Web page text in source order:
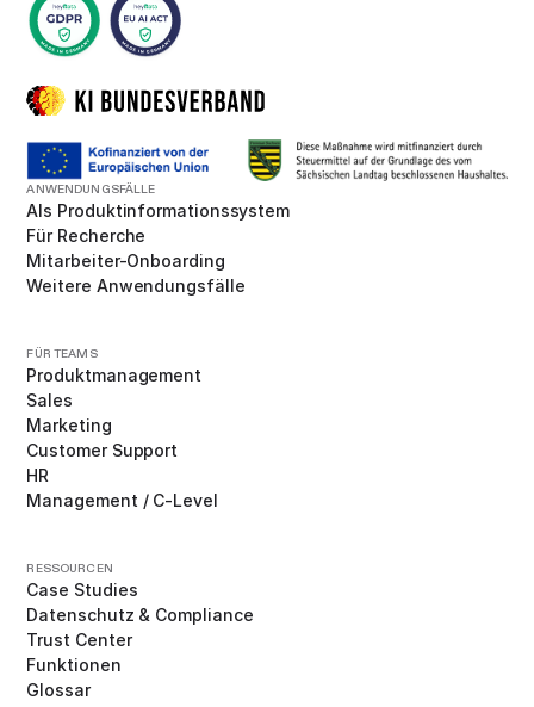
ANWENDUNGSFÄLLE
Als Produktinformationssystem
Für Recherche
Mitarbeiter-Onboarding
Weitere Anwendungsfälle
FÜR TEAMS
Produktmanagement
Sales
Marketing
Customer Support
HR
Management / C-Level
RESSOURCEN
Case Studies
Datenschutz & Compliance
Trust Center
Funktionen
Glossar